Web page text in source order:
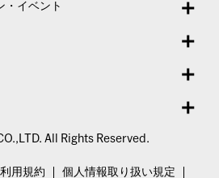
・イベント
All Rights Reserved.
利用規約 個人情報取り扱い規定